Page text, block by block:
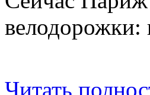
велодорожки:
Читать